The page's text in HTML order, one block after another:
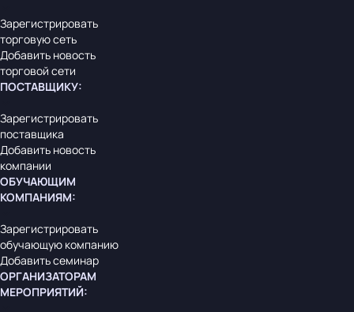
Зарегистрировать
торговую сеть
Добавить новость
торговой сети
ПОСТАВЩИКУ:
Зарегистрировать
поставщика
Добавить новость
компании
ОБУЧАЮЩИМ
КОМПАНИЯМ:
Зарегистрировать
обучающую компанию
Добавить семинар
ОРГАНИЗАТОРАМ
МЕРОПРИЯТИЙ: